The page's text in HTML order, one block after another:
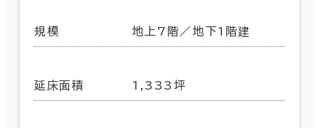
規模 地上7階／地下1階建
延床面積 1,333坪